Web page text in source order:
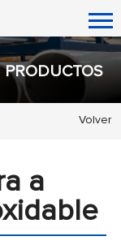
PRODUCTOS
Volver
a